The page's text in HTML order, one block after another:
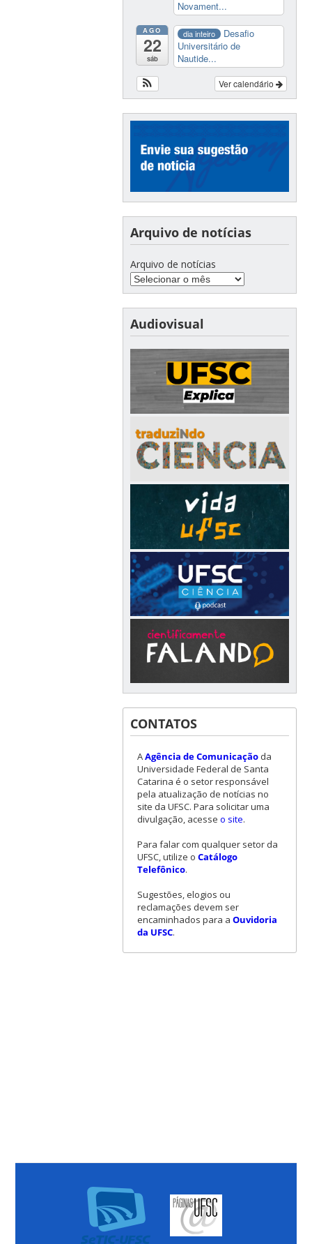
Novament...
AGO
22
sáb
dia inteiro
Desafio
Universitário de
Nautide...
Ver calendário
Arquivo de notícias
Arquivo de notícias
Audiovisual
CONTATOS
AAgência de Comunicaçãoda
Universidade Federal de Santa
Catarina é o setor responsável
pela atualização de notícias no
site da UFSC. Para solicitar uma
divulgação, acesse o site.
Para falar com qualquer setor da
UFSC, utilize o Catálogo
Telefônico.
Sugestões, elogios ou
reclamações devem ser
encaminhados para a Ouvidoria
da UFSC.